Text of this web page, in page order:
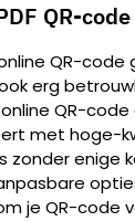
QR-
QR-code
erg
QR-
met hoge-
zonder enige
je QR-code